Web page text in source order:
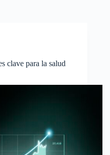
clave para la salud